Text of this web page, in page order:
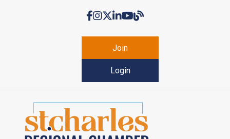
Facebook
Instagram
Twitter
LinkedIn
YouTubeChamber Blog
Join
Login